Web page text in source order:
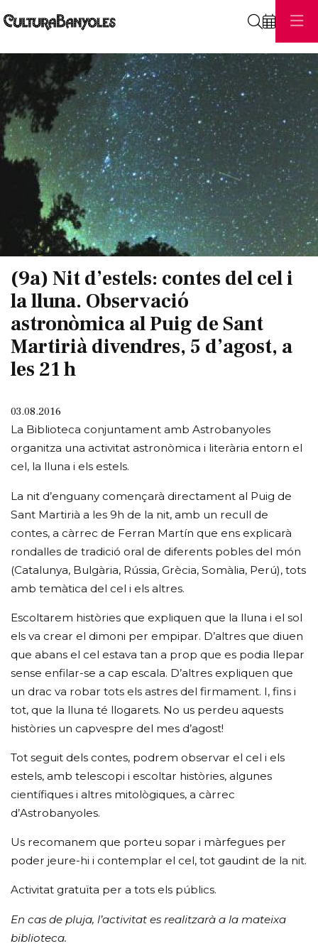
(9a) Nit d’estels: contes del cel i
la lluna. Observació
astronòmica al Puig de Sant
Martirià divendres, 5 d’agost, a
les 21 h
03.08.2016
La Biblioteca conjuntament amb Astrobanyoles
organitza una activitat astronòmica i literària entorn el
cel, la lluna i els estels.
La nit d’enguany començarà directament al Puig de
Sant Martirià a les 9h de la nit, amb un recull de
contes, a càrrec de Ferran Martín que ens explicarà
rondalles de tradició oral de diferents pobles del món
(Catalunya, Bulgària, Rússia, Grècia, Somàlia, Perú), tots
amb temàtica del cel i els altres.
Escoltarem històries que expliquen que la lluna i el sol
els va crear el dimoni per empipar. D’altres que diuen
que abans el cel estava tan a prop que es podia llepar
sense enfilar-se a cap escala. D’altres expliquen que
un drac va robar tots els astres del firmament. I, fins i
tot, que la lluna té llogarets. No us perdeu aquests
històries un capvespre del mes d’agost!
Tot seguit dels contes, podrem observar el cel i els
estels, amb telescopi i escoltar històries, algunes
científiques i altres mitològiques, a càrrec
d’Astrobanyoles.
Us recomanem que porteu sopar i màrfegues per
poder jeure-hi i contemplar el cel, tot gaudint de la nit.
Activitat gratuïta per a tots els públics.
En cas de pluja, l’activitat es realitzarà a la mateixa
biblioteca.